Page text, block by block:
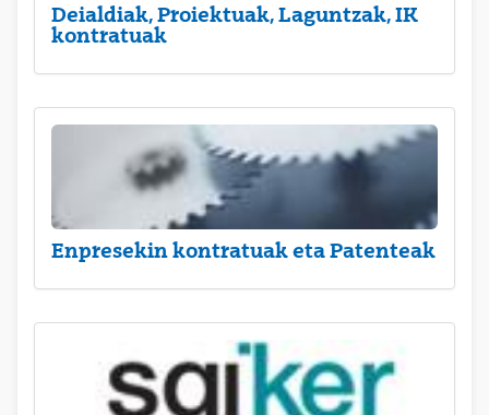
Deialdiak, Proiektuak, Laguntzak, IK
kontratuak
Enpresekin kontratuak eta Patenteak